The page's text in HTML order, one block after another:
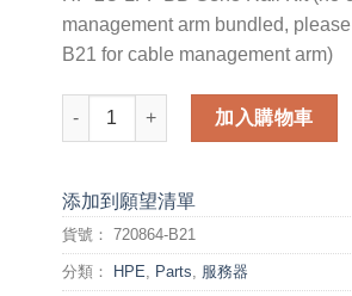
management arm bundled,
B21 for cable management arm)
HP 2U LFF BB Gen8 Rail Kit (no
加入購物車
添加到願望清單
貨號： 720864-B21
分類： HPE Parts 服務器